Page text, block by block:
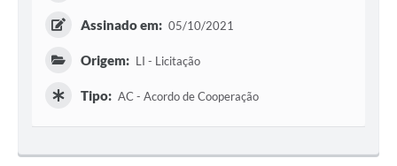
Assinado em: 05/10/2021
Origem: LI - Licitação
Tipo: AC - Acordo de Cooperação